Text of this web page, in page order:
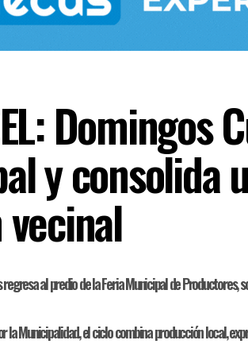
y
al predio de la Feria Municipal de
la Municipalidad, el ciclo combina producción local,